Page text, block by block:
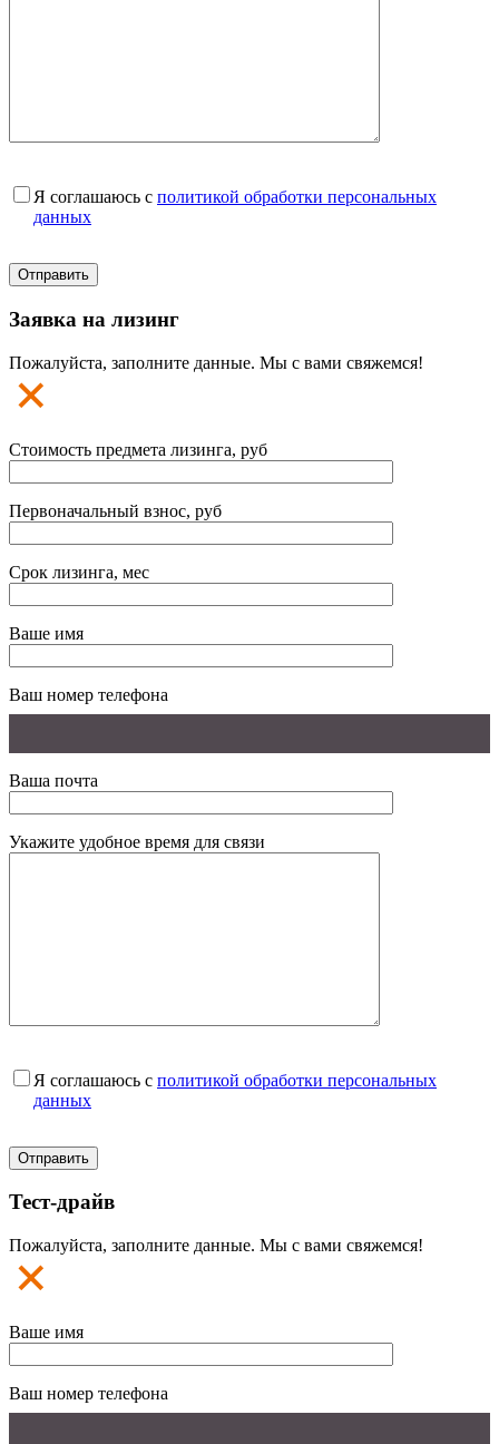
Я соглашаюсь с политикой обработки персональных
данных
Заявка на лизинг
Пожалуйста, заполните данные. Мы с вами свяжемся!
Стоимость предмета лизинга, руб
Первоначальный взнос, руб
Срок лизинга, мес
Ваше имя
Ваш номер телефона
Ваша почта
Укажите удобное время для связи
Я соглашаюсь с политикой обработки персональных
данных
Тест-драйв
Пожалуйста, заполните данные. Мы с вами свяжемся!
Ваше имя
Ваш номер телефона